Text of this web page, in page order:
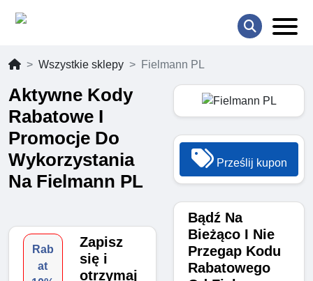
Wszystkie sklepy Fielmann PL
Aktywne Kody
Rabatowe I
Promocje Do
Wykorzystania
Na Fielmann PL
Rab
at
Zapisz
się i
otrzymaj
Prześlij kupon
Bądź Na
Bieżąco I Nie
Przegap Kodu
Rabatowego